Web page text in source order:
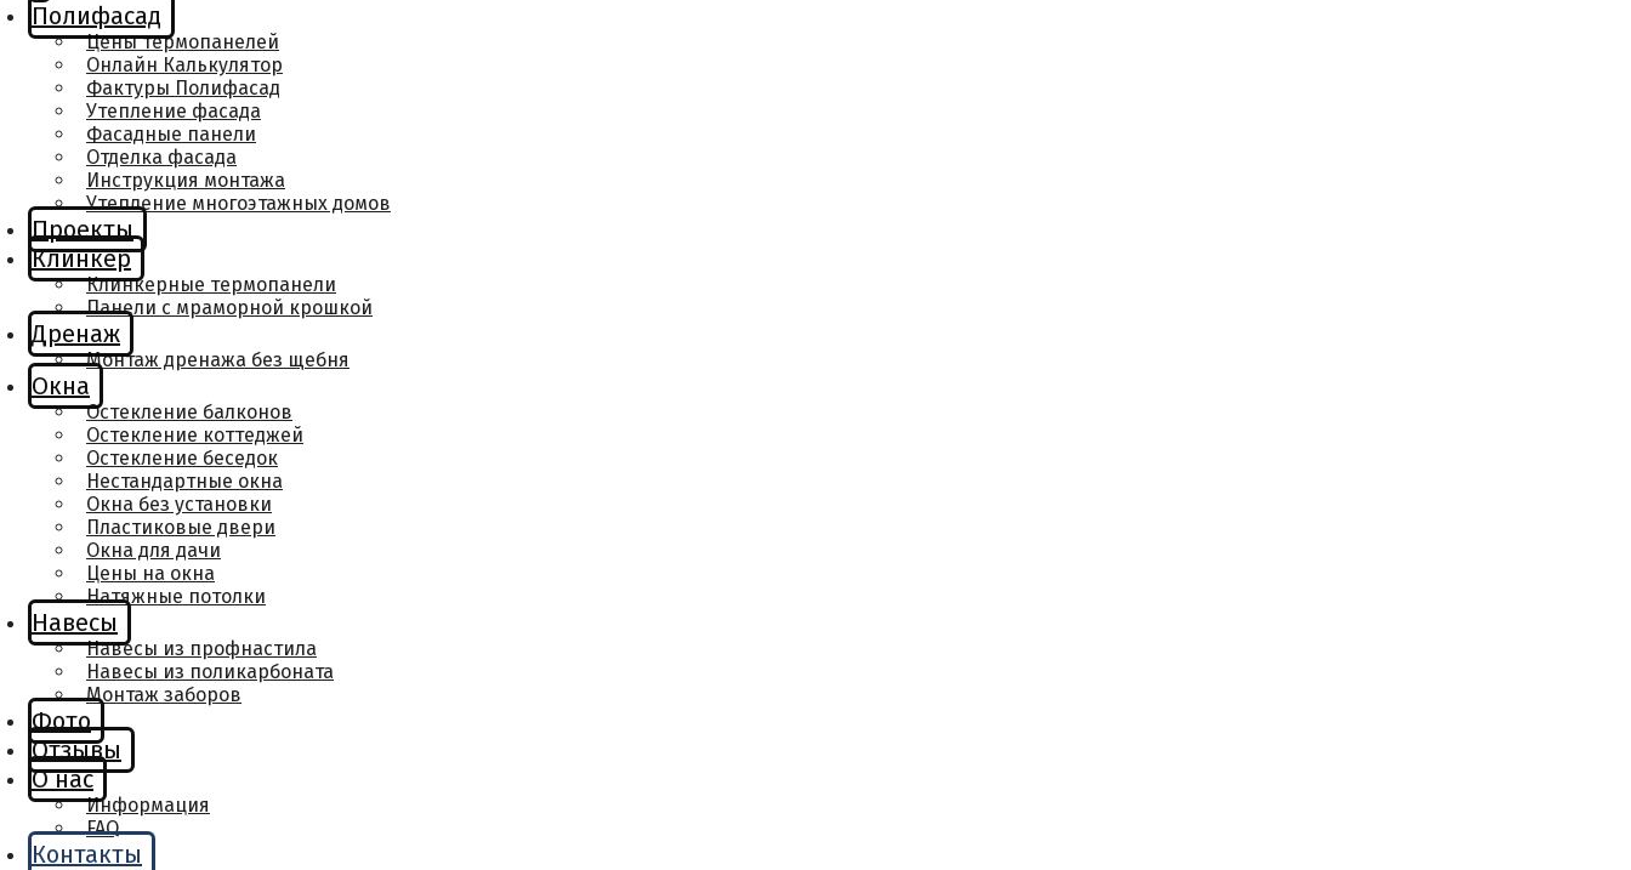
Полифасад
Цены термопанелей
Онлайн Калькулятор
Фактуры Полифасад
Утепление фасада
Фасадные панели
Отделка фасада
Инструкция монтажа
Утепление многоэтажных домов
Проекты
Клинкер
Клинкерные термопанели
Панели с мраморной крошкой
Дренаж
Монтаж дренажа без щебня
Окна
Остекление балконов
Остекление коттеджей
Остекление беседок
Нестандартные окна
Окна без установки
Пластиковые двери
Окна для дачи
Цены на окна
Натяжные потолки
Навесы
Навесы из профнастила
Навесы из поликарбоната
Монтаж заборов
Фото
Отзывы
О нас
Информация
FAQ
Контакты